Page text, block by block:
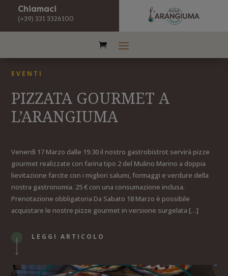
Chiamaci
(+39) 331 3326100
EVENTI
PIZZATA GOURMET A
L’ARANGIUMA
Venerdì 17 Marzo dalle 19.30 il nostro gastrobistrot servirà pizze
gourmet realizzate con farina tipo 2 del Mulino Marino a doppia
lievitazione farcite con i migliori salumi, formaggi e verdure della
nostra gastronomia. 25 € con una consumazione inclusa.
Prenotazione obbligatoria Da Sabato 18 Marzo è possibile
acquistare le nostre pizze gourmet in versione surgelata […]
LEGGI ARTICOLO